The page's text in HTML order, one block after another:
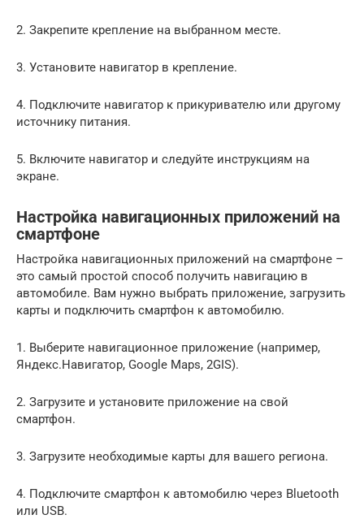
2. Закрепите крепление на выбранном месте.
3. Установите навигатор в крепление.
4. Подключите навигатор к прикуривателю или другому
источнику питания.
5. Включите навигатор и следуйте инструкциям на
экране.
Настройка навигационных приложений на
смартфоне
Настройка навигационных приложений на смартфоне –
это самый простой способ получить навигацию в
автомобиле. Вам нужно выбрать приложение, загрузить
карты и подключить смартфон к автомобилю.
1. Выберите навигационное приложение (например,
Яндекс.Навигатор, Google Maps, 2GIS).
2. Загрузите и установите приложение на свой
смартфон.
3. Загрузите необходимые карты для вашего региона.
4. Подключите смартфон к автомобилю через Bluetooth
или USB.